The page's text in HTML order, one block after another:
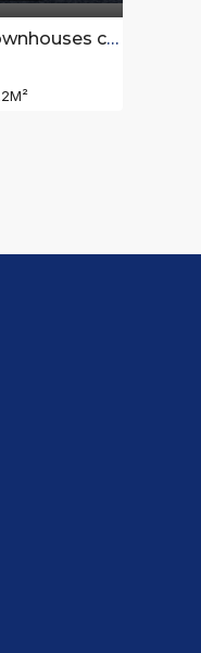
Picuzzy en White Sands, Punta Cana
M²